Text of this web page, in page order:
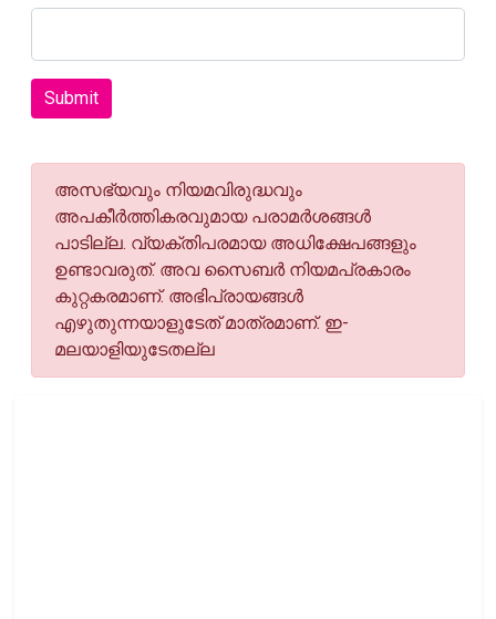
Submit
അസഭ്യവും നിയമവിരുദ്ധവും
അപകീര്‍ത്തികരവുമായ പരാമര്‍ശങ്ങള്‍
പാടില്ല. വ്യക്തിപരമായ അധിക്ഷേപങ്ങളും
ഉണ്ടാവരുത്. അവ സൈബര്‍ നിയമപ്രകാരം
കുറ്റകരമാണ്. അഭിപ്രായങ്ങള്‍
എഴുതുന്നയാളുടേത് മാത്രമാണ്. ഇ-
മലയാളിയുടേതല്ല